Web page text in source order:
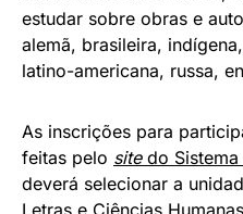
estudar sobre obras e
alemã, brasileira,
latino-americana, russa,
As inscrições para
feitas pelo sitedo Sistema
deverá selecionar a
Letras e Ciências